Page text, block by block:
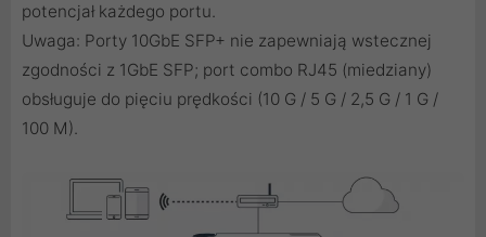
potencjał każdego portu.
Uwaga: Porty 10GbE SFP+ nie zapewniają wstecznej
zgodności z 1GbE SFP; port combo RJ45 (miedziany)
obsługuje do pięciu prędkości (10 G / 5 G / 2,5 G / 1 G /
100 M).